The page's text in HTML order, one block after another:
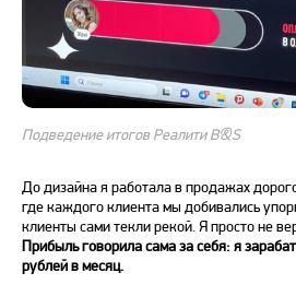
Подведение итогов Реалити B&S
До дизайна я работала в продажах
где каждого клиента мы добивались
клиенты сами текли рекой. Я просто не
Прибыль говорила сама за себя: я
рублей в месяц.